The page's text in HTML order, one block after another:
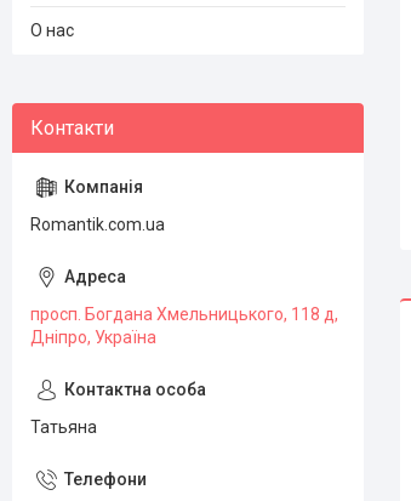
О нас
Romantik.com.ua
просп. Богдана Хмельницького, 118 д,
Дніпро, Україна
Татьяна